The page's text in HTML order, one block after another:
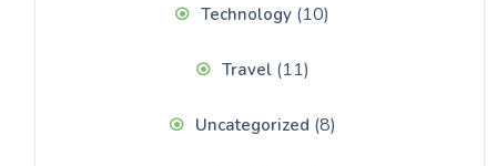
Technology (10)
Travel(11)
Uncategorized (8)